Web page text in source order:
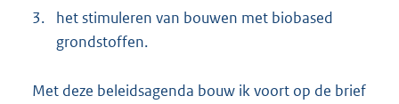
3.
het stimuleren van bouwen met biobased
grondstoffen.
Met deze beleidsagenda bouw ik voort op de brief